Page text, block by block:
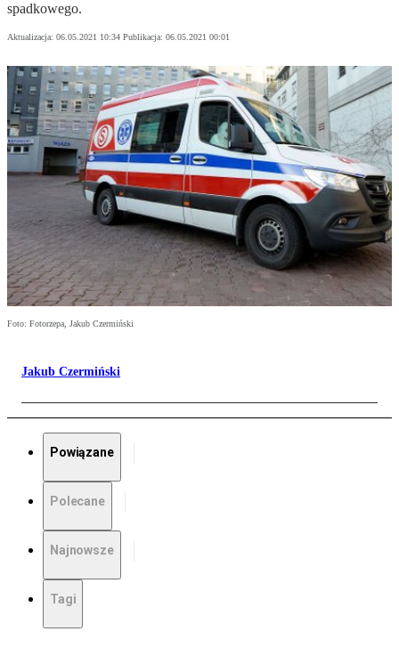
spadkowego.
Aktualizacja: 06.05.2021 10:34 Publikacja: 06.05.2021 00:01
Foto: Fotorzepa, Jakub Czermiński
Jakub Czermiński
Powiązane
Polecane
Najnowsze
Tagi